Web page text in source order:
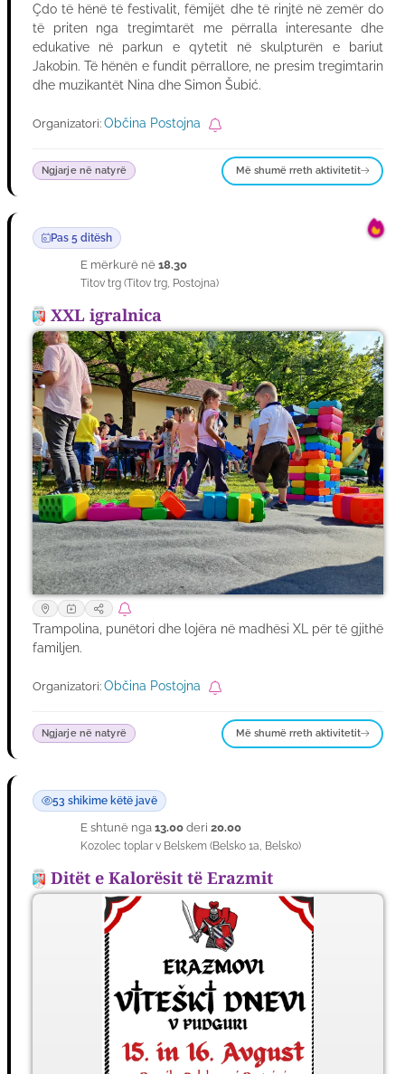
Çdo të hënë të festivalit, fëmijët dhe të rinjtë në zemër do
të priten nga tregimtarët me përralla interesante dhe
edukative në parkun e qytetit në skulpturën e bariut
Jakobin. Të hënën e fundit përrallore, ne presim tregimtarin
dhe muzikantët Nina dhe Simon Šubić.
Organizatori: Občina Postojna
Ngjarje në natyrë Më shumë rreth aktivitetit
E mërkurë në 18.30
Titov trg(Titov trg, Postojna)
Pas 5 ditësh
XXL igralnica
Trampolina, punëtori dhe lojëra në madhësi XL për të gjithë
familjen.
Organizatori: Občina Postojna
Ngjarje në natyrë Më shumë rreth aktivitetit
E shtunë nga 13.00deri 20.00
Kozolec toplar v Belskem(Belsko 1a Belsko)
53 shikime këtë javë
Ditët e Kalorësit të Erazmit